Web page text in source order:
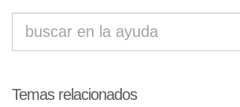
Temas relacionados